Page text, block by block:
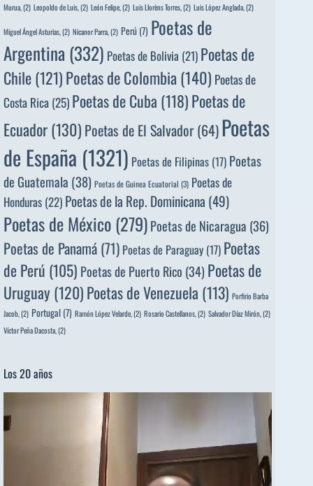
Murua, (2) Leopoldo de Luis, (2) León Felipe, (2) Luis Llorèns Torres, (2) Luis López Anglada, (2)
Miguel Ángel Asturias, (2) Nicanor Parra, (2) Perú (7) Poetas de
Argentina (332) Poetas de Bolivia (21) Poetas de
Chile(121)Poetas de Colombia(140) Poetas de
Costa Rica(25)Poetas de Cuba (118)Poetas de
Ecuador(130) Poetas de El Salvador(64)Poetas
de España (1321) Poetas de Filipinas (17) Poetas
de Guatemala (38) Poetas de Guinea Ecuatorial (3) Poetas de
Honduras (22) Poetas de la Rep. Dominicana (49)
Poetas de México(279)Poetas de Nicaragua (36)
Poetas de Panamá (71) Poetas de Paraguay (17) Poetas
de Perú (105) Poetas de Puerto Rico (34) Poetas de
Uruguay(120)Poetas de Venezuela (113) Porfirio Barba
Jacob, (2) Portugal (7) Ramón López Velarde, (2) Rosario Castellanos, (2) Salvador Díaz Mirón, (2)
Víctor Peña Dacosta, (2)
Los 20 años
de
vídeo